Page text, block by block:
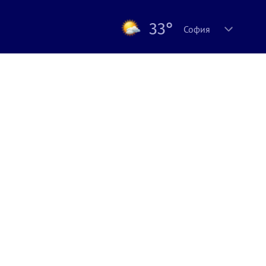
33° София